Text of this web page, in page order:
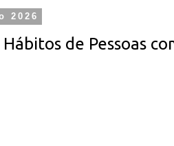
2026
de Pessoas